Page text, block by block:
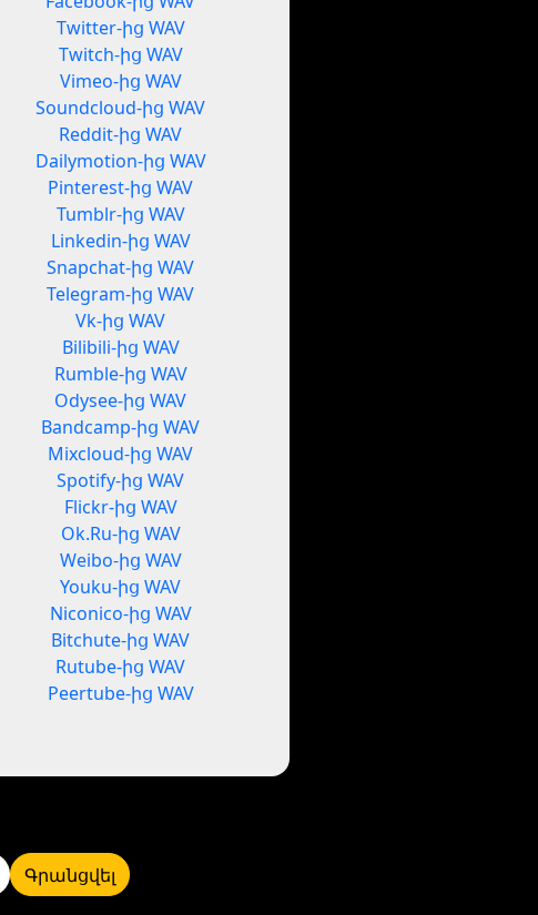
Twitter-ից WAV
Twitch-ից WAV
Vimeo-ից WAV
Soundcloud-ից WAV
Reddit-ից WAV
Dailymotion-ից WAV
Pinterest-ից WAV
Tumblr-ից WAV
Linkedin-ից WAV
Snapchat-ից WAV
Telegram-ից WAV
Vk-ից WAV
Bilibili-ից WAV
Rumble-ից WAV
Odysee-ից WAV
Bandcamp-ից WAV
Mixcloud-ից WAV
Spotify-ից WAV
Flickr-ից WAV
Ok.Ru-ից WAV
Weibo-ից WAV
Youku-ից WAV
Niconico-ից WAV
Bitchute-ից WAV
Rutube-ից WAV
Peertube-ից WAV
Գրանցվել